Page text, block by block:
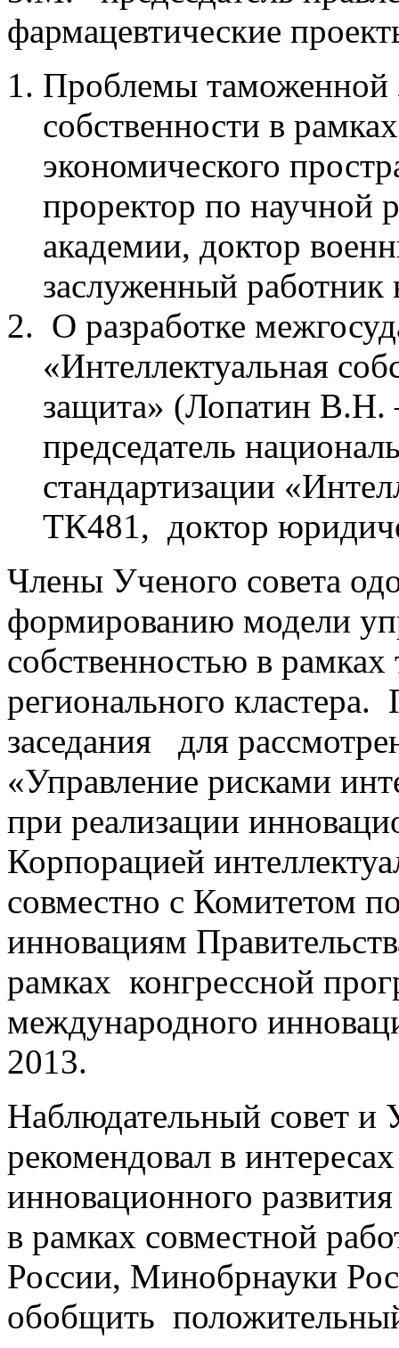
фармацевтические
Проблемы таможенной
собственности в
экономического
проректор по научной
академии, доктор
заслуженный
О разработке
«Интеллектуальная
защита» (Лопатин
председатель
стандартизации
ТК481, доктор
Члены Ученого совета
формированию модели
собственностью в
регионального
заседания для
«Управление рисками
при реализации
Корпорацией
совместно с Комитетом
инновациям
рамках конгрессной
международного
2013.
Наблюдательный совет
рекомендовал в
инновационного
в рамках совместной
России, Минобрнауки
обобщить